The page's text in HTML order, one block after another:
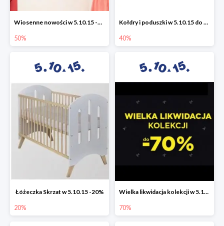
Wiosenne nowości w 5.10.15 -50%
50%
Kołdry i poduszki w 5.10.15 do -40%
40%
Łóżeczka Skrzat w 5.10.15 -20%
20%
Wielka likwidacja kolekcji w 5.10.15 do -70%
70%